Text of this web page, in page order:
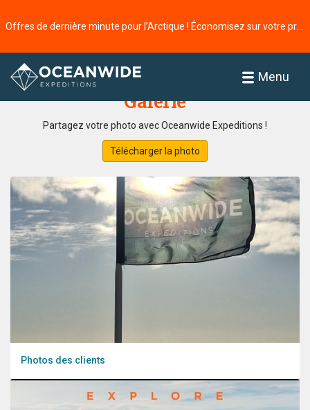
Menu
Accueil
Galerie
Partagez votre photo avec Oceanwide Expeditions !
Télécharger la photo
Photos des clients